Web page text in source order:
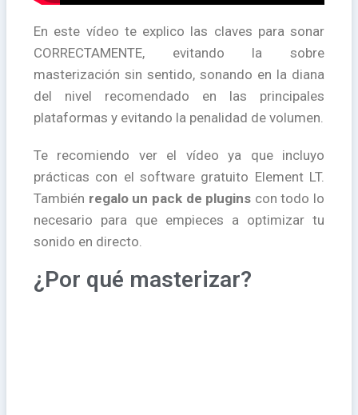
En este vídeo te explico las claves para sonar
CORRECTAMENTE, evitando la sobre
masterización sin sentido, sonando en la diana
del nivel recomendado en las principales
plataformas y evitando la penalidad de volumen.
Te recomiendo ver el vídeo ya que incluyo
prácticas con el software gratuito Element LT.
También regalo un pack de plugins con todo lo
necesario para que empieces a optimizar tu
sonido en directo.
¿Por qué masterizar?